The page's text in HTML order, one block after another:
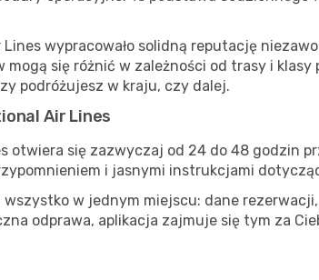
wypracowało solidną reputację
się różnić w zależności od trasy i
podróżujesz w kraju, czy dalej.
Air Lines
otwiera się zazwyczaj od 24 do 48 godzin
i jasnymi instrukcjami
w jednym miejscu: dane
odprawa, aplikacja zajmuje się tym za